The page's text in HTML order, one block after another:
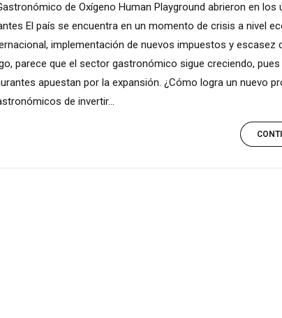
de Oxígeno Human Playground abrieron en
El país se encuentra en un momento de crisis a nivel
implementación de nuevos impuestos y escasez
parece que el sector gastronómico sigue creciendo,
apuestan por la expansión. ¿Cómo logra un nuevo
de invertir...